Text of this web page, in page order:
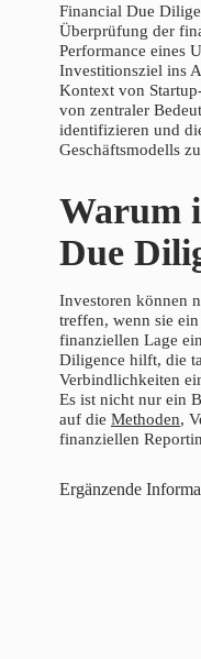
Financial Due
Überprüfung der
Performance eines
Investitionsziel ins
Kontext von
von zentraler
identifizieren und
Geschäftsmodells
Warum
Due
Investoren können
treffen, wenn sie
finanziellen Lage
Diligence hilft, die
Verbindlichkeiten
Es ist nicht nur ein
auf die Methoden,
finanziellen
Ergänzende